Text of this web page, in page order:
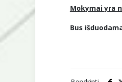
Mokymai yra
Bus